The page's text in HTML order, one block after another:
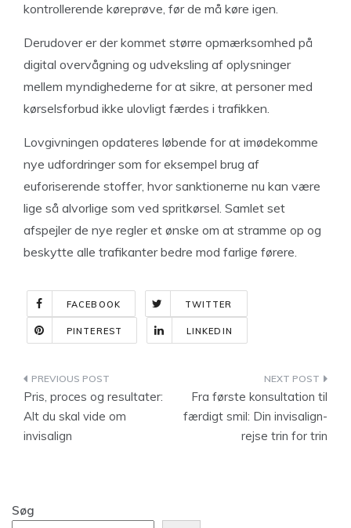
kontrollerende køreprøve, før de må køre igen.
Derudover er der kommet større opmærksomhed på
digital overvågning og udveksling af oplysninger
mellem myndighederne for at sikre, at personer med
kørselsforbud ikke ulovligt færdes i trafikken.
Lovgivningen opdateres løbende for at imødekomme
nye udfordringer som for eksempel brug af
euforiserende stoffer, hvor sanktionerne nu kan være
lige så alvorlige som ved spritkørsel. Samlet set
afspejler de nye regler et ønske om at stramme op og
beskytte alle trafikanter bedre mod farlige førere.
FACEBOOK TWITTER
PINTEREST LINKEDIN
Indlægsnavigation
Pris, proces og resultater:
Alt du skal vide om
invisalign
Fra første konsultation til
færdigt smil: Din invisalign-
rejse trin for trin
Søg